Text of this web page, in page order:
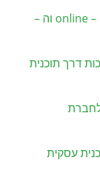
תוכנית עסקית לעסק בתחום ה – online וה –
דרך תוכנית
עסקית